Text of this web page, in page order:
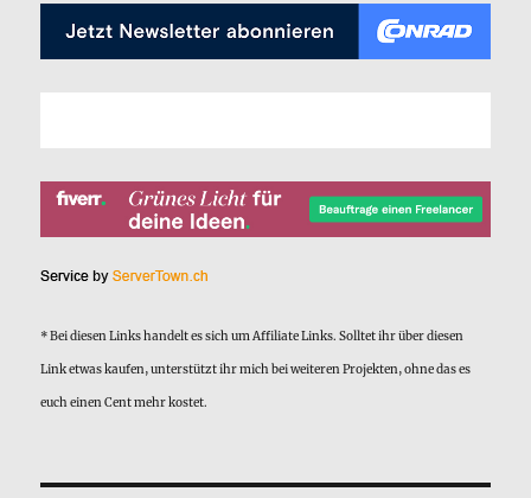
* Bei diesen Links handelt es sich um Affiliate Links. Solltet ihr über diesen
Link etwas kaufen, unterstützt ihr mich bei weiteren Projekten, ohne das es
euch einen Cent mehr kostet.